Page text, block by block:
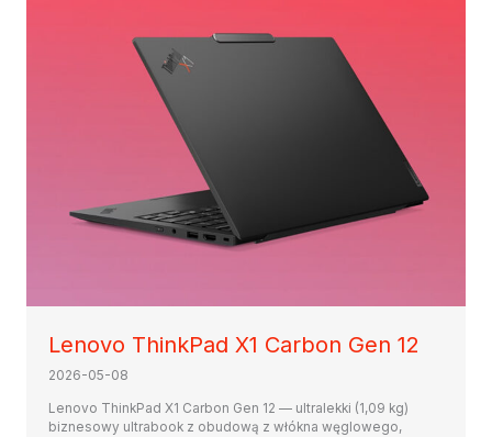
Lenovo ThinkPad X1 Carbon Gen 12
2026-05-08
Lenovo ThinkPad X1 Carbon Gen 12 — ultralekki (1,09 kg)
biznesowy ultrabook z obudową z włókna węglowego,